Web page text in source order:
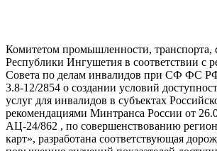
Комитетом промышленности, транспорта,
Республики Ингушетия в соответствии с
Совета по делам инвалидов при СФ ФС
3.8-12/2854 о создании условий
услуг для инвалидов в субъектах
рекомендациями Минтранса России от
АЦ-24/862 , по совершенствованию
карт», разработана соответствующая